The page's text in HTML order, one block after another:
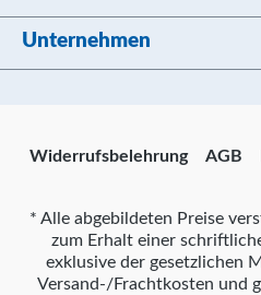
Unternehmen
Widerrufsbelehrung AGB
* Alle abgebildeten Preise
zum Erhalt einer
exklusive der gesetzlichen
Versand-/Frachtkosten und